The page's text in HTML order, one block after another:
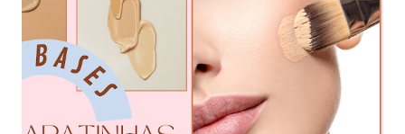
algumas das combinações de cores que podemos fazer com o
círculo cromático: COMBINAÇÃO MONOCROMÁTICA: uma
única cor ou a combinação de tom sobre tom (entre variação de
claro e escuro dessa mesma cor). COMBINAÇÃO ANÁLOGA: